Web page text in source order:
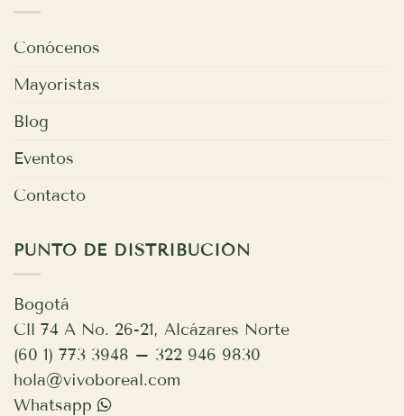
Conócenos
Mayoristas
Blog
Eventos
Contacto
PUNTO DE DISTRIBUCIÓN
Bogotá
Cll 74 A No. 26-21, Alcázares Norte
(60 1) 773 3948 – 322 946 9830
hola@vivoboreal.com
Whatsapp